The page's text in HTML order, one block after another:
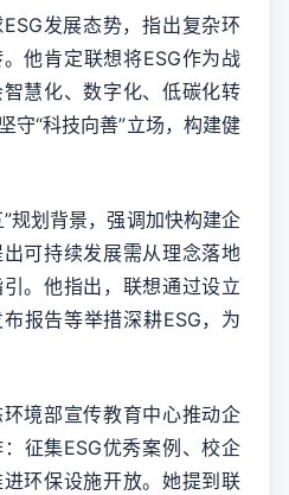
发展态势，指出复杂环
他肯定联想将ESG作为战
慧化、数字化、低碳化转
守“科技向善”立场，构建健
划背景，强调加快构建企
可持续发展需从理念落地
。他指出，联想通过设立
报告等举措深耕ESG，为
境部宣传教育中心推动企
征集ESG优秀案例、校企
环保设施开放。她提到联